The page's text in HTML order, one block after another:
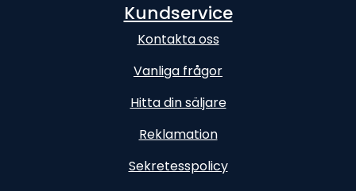
Kundservice
Kontakta oss
Vanliga frågor
Hitta din säljare
Reklamation
Sekretesspolicy